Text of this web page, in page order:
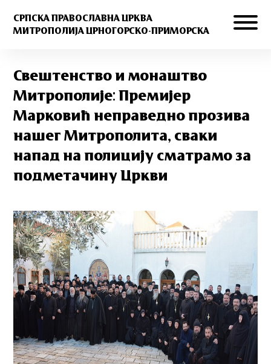
СРПСКА ПРАВОСЛАВНА ЦРКВА
МИТРОПОЛИЈА ЦРНОГОРСКО-ПРИМОРСКА
Свештенство и монаштво
Митрополије: Премијер
Марковић неправедно прозива
нашег Митрополита, сваки
напад на полицију сматрамо за
подметачину Цркви